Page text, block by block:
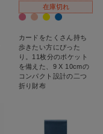
在庫切れ
カードをたくさん持ち
歩きたい方にぴった
り。11枚分のポケット
を備えた、9 X 10cmの
コンパクト設計の二つ
折り財布